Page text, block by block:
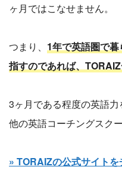
ヶ月ではこなせません。
つまり、 1年で英語圏で
指すのであれば、
3ヶ月である程度の英語力
他の英語コーチングスク
» TORAIZの公式サイトを